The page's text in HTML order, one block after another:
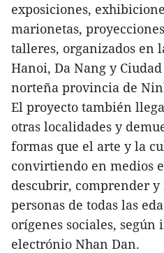
exposiciones,
marionetas,
talleres, organizados en
Hanoi, Da Nang y
norteña provincia de
El proyecto también
otras localidades y
formas que el arte y la
convirtiendo en medios
descubrir, comprender
personas de todas las
orígenes sociales,
electrónio Nhan Dan.